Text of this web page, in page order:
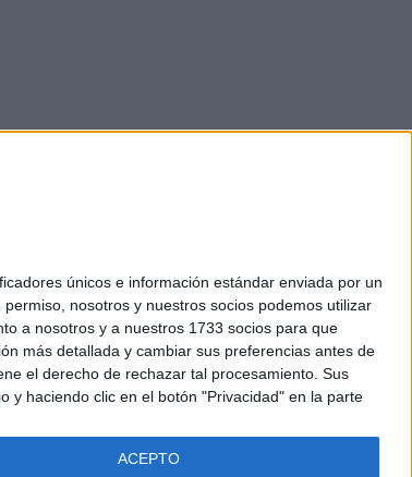
únicos e información estándar enviada por un
permiso, nosotros y nuestros socios podemos utilizar
a nosotros y a nuestros 1733 socios para que
más detallada y cambiar sus preferencias antes de
el derecho de rechazar tal procesamiento. Sus
y haciendo clic en el botón "Privacidad" en la parte
ACEPTO
2767